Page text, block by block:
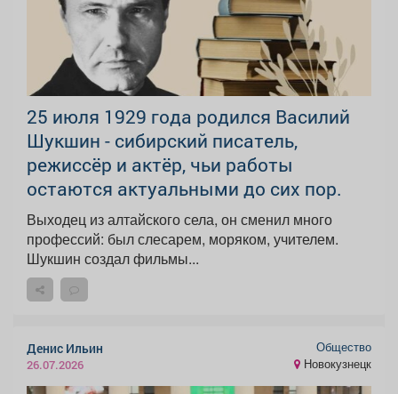
25 июля 1929 года родился Василий
Шукшин - сибирский писатель,
режиссёр и актёр, чьи работы
остаются актуальными до сих пор.
Выходец из алтайского села, он сменил много
профессий: был слесарем, моряком, учителем.
Шукшин создал фильмы...
Денис Ильин
26.07.2026
Общество
Новокузнецк